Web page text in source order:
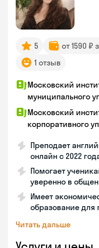
5 от 1590 ₽
1 отзыв
Московский
муниципального
Московский
корпоративного
Преподает
онлайн с 2022
Помогает
уверенно в
Имеет
образование для
Читать дальше